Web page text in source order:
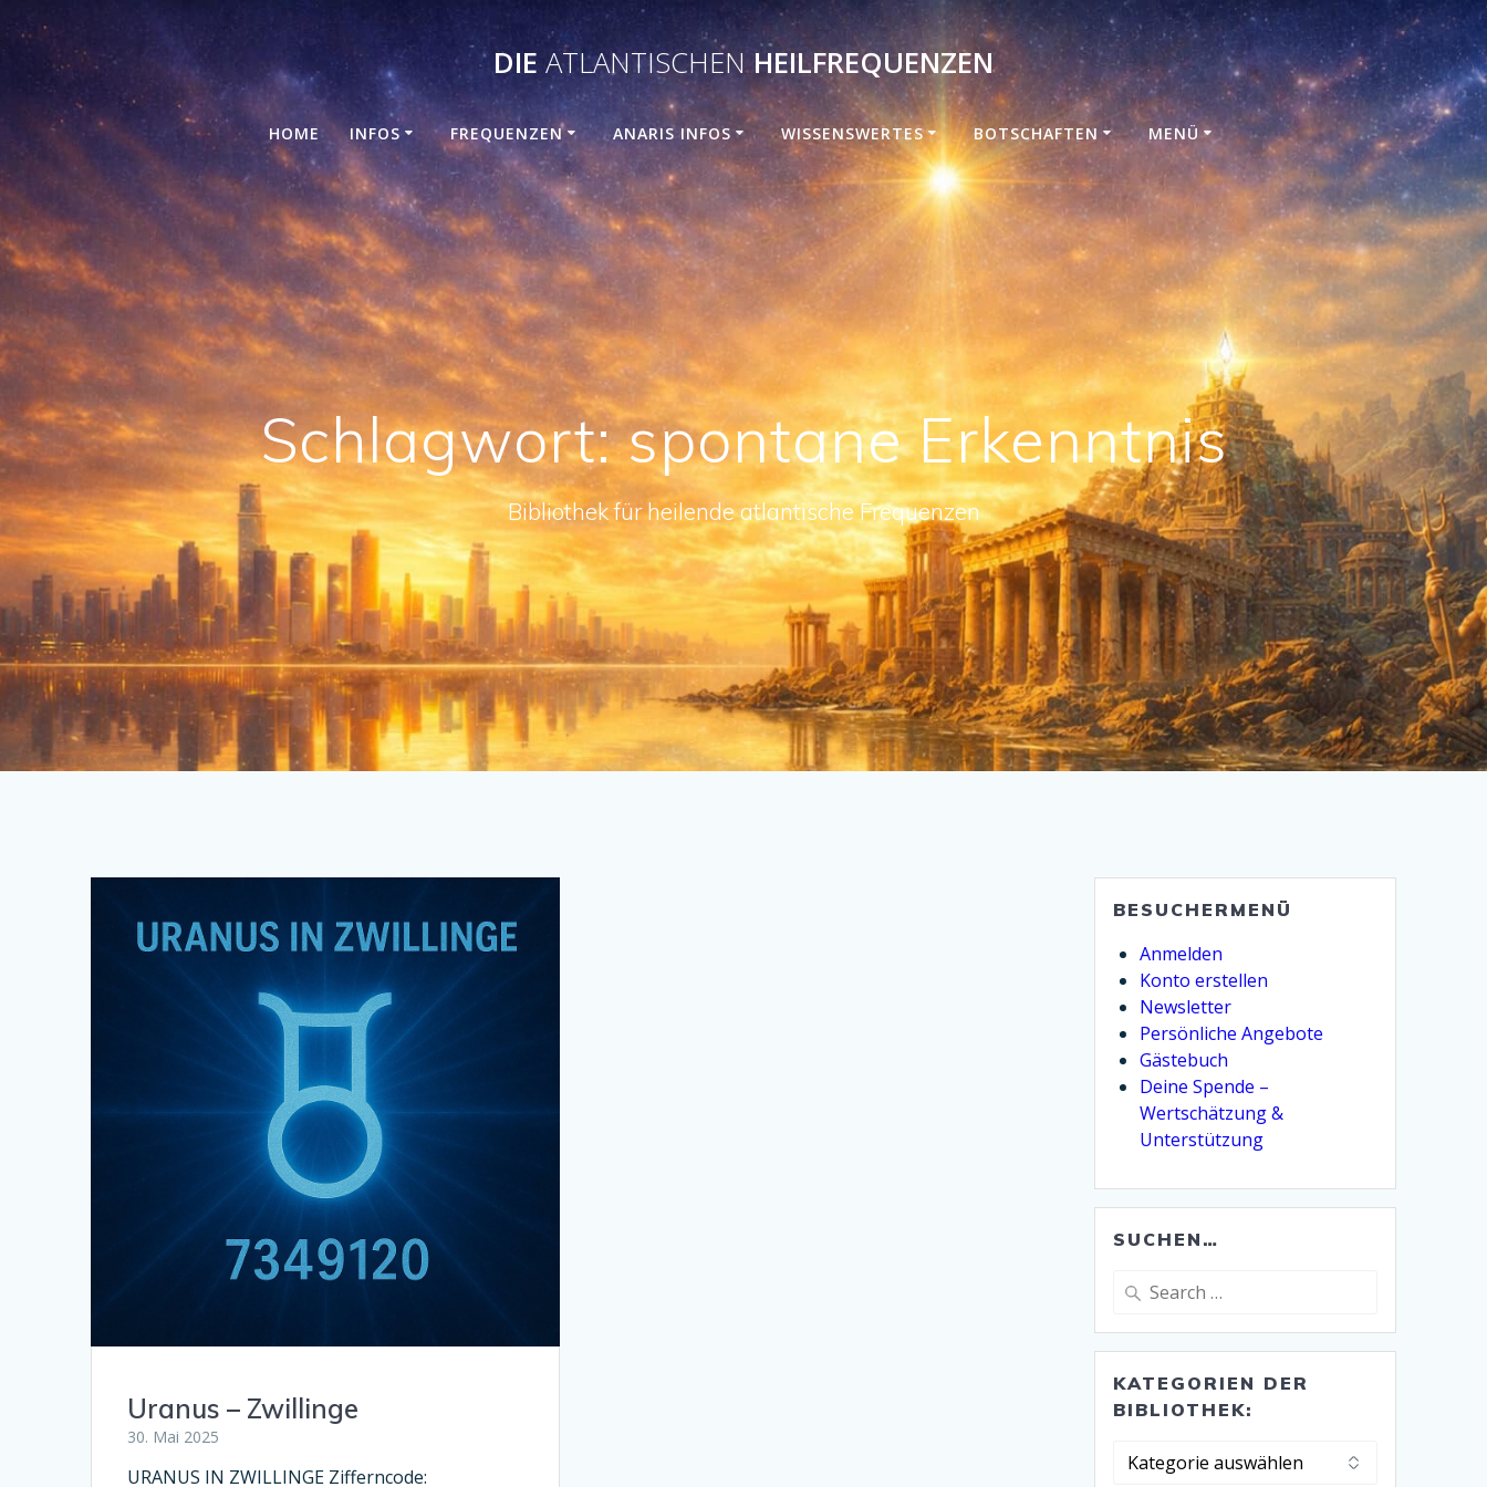
content
DIE ATLANTISCHENHEILFREQUENZEN
HOME INFOS FREQUENZEN ANARIS INFOS WISSENSWERTES BOTSCHAFTEN MENÜ
Schlagwort:spontane Erkenntnis
Bibliothek für heilende atlantische Frequenzen
Uranus – Zwillinge
30. Mai 2025
URANUS IN ZWILLINGE Zifferncode:
BESUCHERMENÜ
Anmelden
Konto erstellen
Newsletter
Persönliche Angebote
Gästebuch
Deine Spende –
Wertschätzung &
Unterstützung
SUCHEN…
Search
KATEGORIEN DER
BIBLIOTHEK:
Kategorien